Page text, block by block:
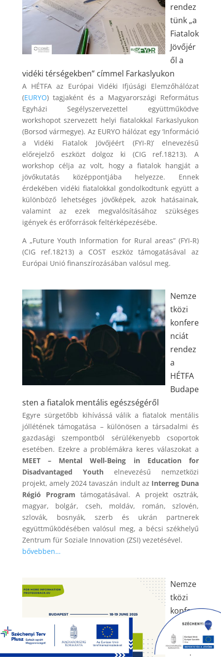
rendez
tünk „a
Fiatalok
Jövőjér
ől a
vidéki térségekben” címmel Farkaslyukon
A HÉTFA az Európai Vidéki Ifjúsági Elemzőhálózat
(EURYO) tagjaként és a Magyarországi Református
Egyházi Segélyszervezettel együttműködve
workshopot szervezett helyi fiatalokkal Farkaslyukon
(Borsod vármegye). Az EURYO hálózat egy ‘Információ
a Vidéki Fiatalok Jövőjéért (FYI-R)’ elnevezésű
előrejelző eszközt dolgoz ki (CIG ref.18213). A
workshop célja az volt, hogy a fiatalok hangját a
jövőkutatás középpontjába helyezze. Ennek
érdekében vidéki fiatalokkal gondolkodtunk együtt a
különböző lehetséges jövőképek, azok hatásainak,
valamint az ezek megvalósításához szükséges
igények és erőforrások feltérképezésébe.
A „Future Youth Information for Rural areas” (FYI-R)
(CIG ref.18213) a COST eszköz támogatásával az
Európai Unió finanszírozásában valósul meg.
Nemze
tközi
konfere
nciát
rendez
a
HÉTFA
Budape
sten a fiatalok mentális egészségéről
Egyre sürgetőbb kihívássá válik a fiatalok mentális
jóllétének támogatása – különösen a társadalmi és
gazdasági szempontból sérülékenyebb csoportok
esetében. Ezekre a problémákra keres válaszokat a
MEET – Mental Well-Being in Education for
Disadvantaged Youthelnevezésű nemzetközi
projekt, amely 2024 tavaszán indult az Interreg Duna
Régió Program támogatásával. A projekt osztrák,
magyar, bolgár, cseh, moldáv, román, szlovén,
szlovák, bosnyák, szerb és ukrán partnerek
együttműködésében valósul meg, a bécsi székhelyű
Zentrum für Soziale Innovation (ZSI) vezetésével.
bővebben…
Nemze
tközi
konfere
nciát
rendez
Budape